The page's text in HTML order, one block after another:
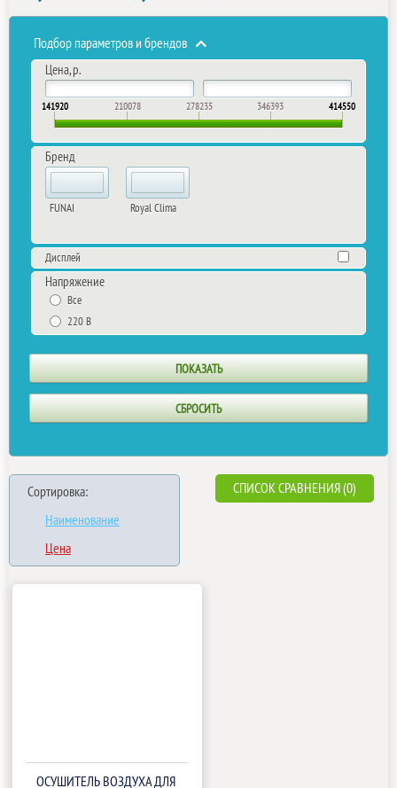
Подбор параметров и брендов
Цена, р.
141920 210078 278235 346393 414550
Бренд
FUNAI Royal Clima
Дисплей
Напряжение
Все
220 В
Сортировка:
Наименование
Цена
СПИСОК СРАВНЕНИЯ (0)
ОСУШИТЕЛЬ ВОЗДУХА ДЛЯ